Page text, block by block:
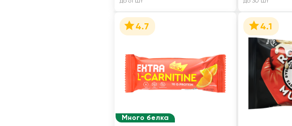
Много белка
4.7 4.1